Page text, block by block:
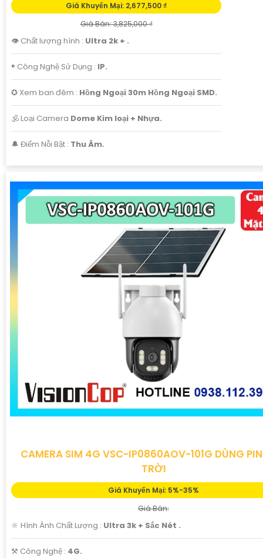
Giá Khuyến Mại: 2,677,500 ₫
Giá Bán: 3,825,000 ₫
👁 Chất lượng hình : Ultra 2k + .
®️ Công Nghệ Sử Dụng : IP.
✪ Xem ban đêm : Hồng Ngoại 30m Hồng Ngoại SMD.
🕉️ Loại Camera Dome Kim loại + Nhựa.
️🔔 Điểm Nỗi Bật : Thu Âm.
CAMERA SIM 4G VSC-IP0860AOV-101G DÙNG
TRỜI
Giá Khuyến Mại: 5%-35%
Giá Bán:
🔆 Hình Ành Chất Lượng : Ultra 3k + Sắc Nét .
⚒ Công Nghệ : 4G.